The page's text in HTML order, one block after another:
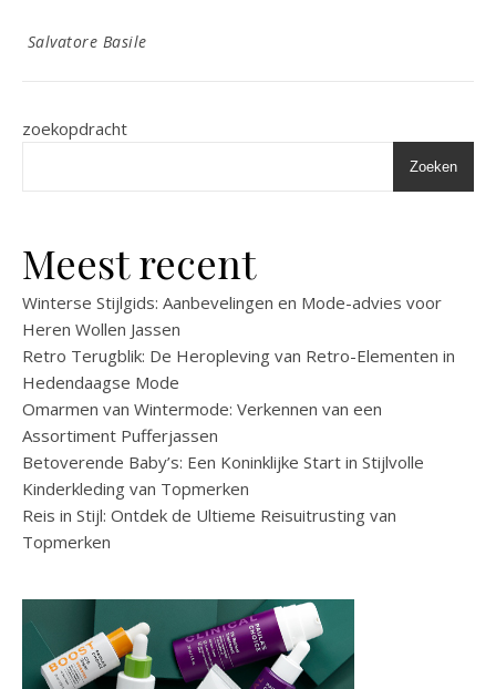
Salvatore Basile
zoekopdracht
Zoeken
Meest recent
Winterse Stijlgids: Aanbevelingen en Mode-advies voor
Heren Wollen Jassen
Retro Terugblik: De Heropleving van Retro-Elementen in
Hedendaagse Mode
Omarmen van Wintermode: Verkennen van een
Assortiment Pufferjassen
Betoverende Baby’s: Een Koninklijke Start in Stijlvolle
Kinderkleding van Topmerken
Reis in Stijl: Ontdek de Ultieme Reisuitrusting van
Topmerken